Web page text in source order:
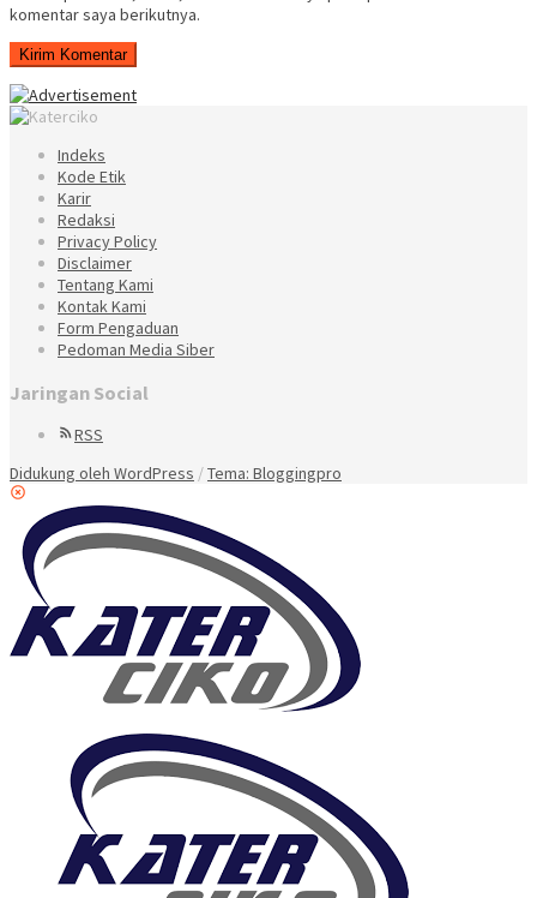
komentar saya berikutnya.
Indeks
Kode Etik
Karir
Redaksi
Privacy Policy
Disclaimer
Tentang Kami
Kontak Kami
Form Pengaduan
Pedoman Media Siber
Jaringan Social
RSS
Didukung oleh WordPress /Tema: Bloggingpro